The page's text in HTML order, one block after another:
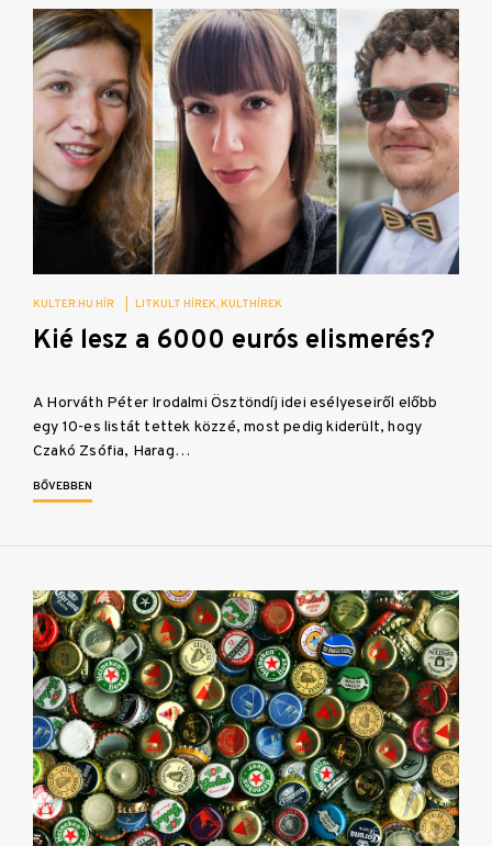
KULTER.HU HÍR LITKULT HÍREK KULTHÍREK
Kié lesz a 6000 eurós elismerés?
A Horváth Péter Irodalmi Ösztöndíj idei esélyeseiről előbb
egy 10-es listát tettek közzé, most pedig kiderült, hogy
Czakó Zsófia, Harag…
BŐVEBBEN